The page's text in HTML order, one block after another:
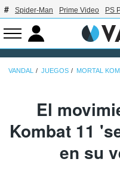
Spider-Man Prime Video PS
VANDAL JUEGOS MORTAL
El
Kombat 11
en su